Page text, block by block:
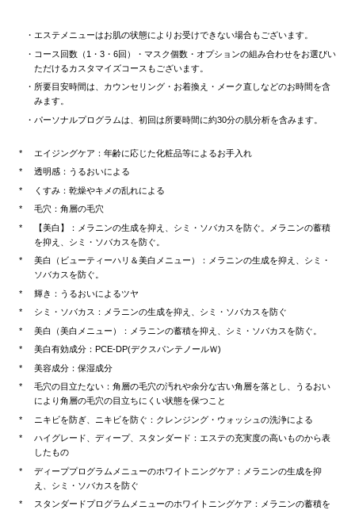
エステメニューはお肌の状態によりお受けできない場合もございます。
コース回数（1・3・6回）・マスク個数・オプションの組み合わせをお選びい
ただけるカスタマイズコースもございます。
所要目安時間は、カウンセリング・お着換え・メーク直しなどのお時間を含
みます。
パーソナルプログラムは、初回は所要時間に約30分の肌分析を含みます。
エイジングケア：年齢に応じた化粧品等によるお手入れ
透明感：うるおいによる
くすみ：乾燥やキメの乱れによる
毛穴：角層の毛穴
【美白】：メラニンの生成を抑え、シミ・ソバカスを防ぐ。メラニンの蓄積
を抑え、シミ・ソバカスを防ぐ。
美白（ビューティーハリ＆美白メニュー）：メラニンの生成を抑え、シミ・
ソバカスを防ぐ。
輝き：うるおいによるツヤ
シミ・ソバカス：メラニンの生成を抑え、シミ・ソバカスを防ぐ
美白（美白メニュー）：メラニンの蓄積を抑え、シミ・ソバカスを防ぐ。
美白有効成分：PCE-DP(デクスパンテノールＷ)
美容成分：保湿成分
毛穴の目立たない：角層の毛穴の汚れや余分な古い角層を落とし、うるおい
により角層の毛穴の目立ちにくい状態を保つこと
ニキビを防ぎ、ニキビを防ぐ：クレンジング・ウォッシュの洗浄による
ハイグレード、ディープ、スタンダード：エステの充実度の高いものから表
したもの
ディーププログラムメニューのホワイトニングケア：メラニンの生成を抑
え、シミ・ソバカスを防ぐ
スタンダードプログラムメニューのホワイトニングケア：メラニンの蓄積を